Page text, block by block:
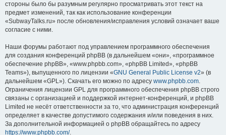
стороны было бы разумным регулярно просматривать этот текст на
предмет изменений, так как использование конференции
«SubwayTalks.ru» после обновления/исправления условий означает ваше
согласие с ними.
Наши форумы работают под управлением программного обеспечения
для создания конференций phpBB (в дальнейшем «они», «программное
обеспечение phpBB», «www.phpbb.com», «phpBB Limited», «phpBB
Teams»), выпущенного по лицензии «GNU General Public License v2» (в
дальнейшем «GPL»). Скачать его можно по адресу www.phpbb.com.
Ограничения лицензии GPL для программного обеспечения phpBB строго
связаны с организацией и поддержкой интернет-конференций, и phpBB
Limited не несёт ответственности за то, что администрация конференций
определяет в качестве допустимого содержания и/или поведения в них.
За дополнительной информацией о phpBB обращайтесь по адресу
https://www.phpbb.com/.